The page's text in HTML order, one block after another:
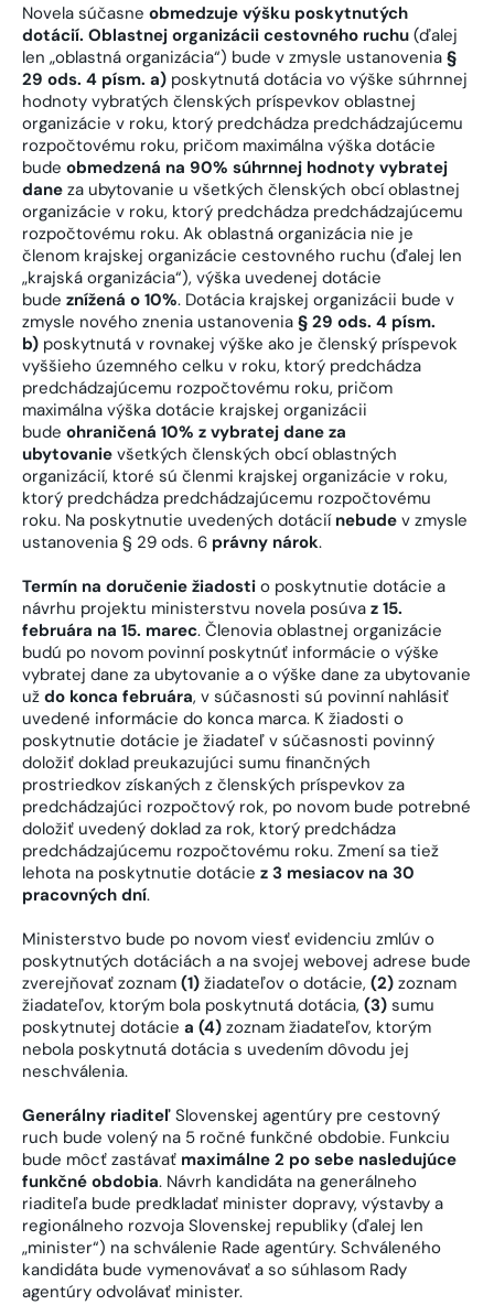
Novela súčasne obmedzuje výšku poskytnutých
dotácií. Oblastnej organizácii cestovného ruchu (ďalej
len „oblastná organizácia“) bude v zmysle ustanovenia §
29 ods. 4 písm. a) poskytnutá dotácia vo výške súhrnnej
hodnoty vybratých členských príspevkov oblastnej
organizácie v roku, ktorý predchádza predchádzajúcemu
rozpočtovému roku, pričom maximálna výška dotácie
bude obmedzená na 90% súhrnnej hodnoty vybratej
dane za ubytovanie u všetkých členských obcí oblastnej
organizácie v roku, ktorý predchádza predchádzajúcemu
rozpočtovému roku. Ak oblastná organizácia nie je
členom krajskej organizácie cestovného ruchu (ďalej len
„krajská organizácia“), výška uvedenej dotácie
bude znížená o 10%. Dotácia krajskej organizácii bude v
zmysle nového znenia ustanovenia § 29 ods. 4 písm.
b) poskytnutá v rovnakej výške ako je členský príspevok
vyššieho územného celku v roku, ktorý predchádza
predchádzajúcemu rozpočtovému roku, pričom
maximálna výška dotácie krajskej organizácii
bude ohraničená 10% z vybratej dane za
ubytovanie všetkých členských obcí oblastných
organizácií, ktoré sú členmi krajskej organizácie v roku,
ktorý predchádza predchádzajúcemu rozpočtovému
roku. Na poskytnutie uvedených dotácií nebude v zmysle
ustanovenia § 29 ods. 6 právny nárok.
Termín na doručenie žiadosti o poskytnutie dotácie a
návrhu projektu ministerstvu novela posúva z 15.
februára na 15. marec. Členovia oblastnej organizácie
budú po novom povinní poskytnúť informácie o výške
vybratej dane za ubytovanie a o výške dane za ubytovanie
už do konca februára, v súčasnosti sú povinní nahlásiť
uvedené informácie do konca marca. K žiadosti o
poskytnutie dotácie je žiadateľ v súčasnosti povinný
doložiť doklad preukazujúci sumu finančných
prostriedkov získaných z členských príspevkov za
predchádzajúci rozpočtový rok, po novom bude potrebné
doložiť uvedený doklad za rok, ktorý predchádza
predchádzajúcemu rozpočtovému roku. Zmení sa tiež
lehota na poskytnutie dotácie z 3 mesiacov na 30
pracovných dní.
Ministerstvo bude po novom viesť evidenciu zmlúv o
poskytnutých dotáciách a na svojej webovej adrese bude
zverejňovať zoznam (1) žiadateľov o dotácie, (2) zoznam
žiadateľov, ktorým bola poskytnutá dotácia, (3) sumu
poskytnutej dotácie a (4) zoznam žiadateľov, ktorým
nebola poskytnutá dotácia s uvedením dôvodu jej
neschválenia.
Generálny riaditeľ Slovenskej agentúry pre cestovný
ruch bude volený na 5 ročné funkčné obdobie. Funkciu
bude môcť zastávať maximálne 2 po sebe nasledujúce
funkčné obdobia. Návrh kandidáta na generálneho
riaditeľa bude predkladať minister dopravy, výstavby a
regionálneho rozvoja Slovenskej republiky (ďalej len
„minister“) na schválenie Rade agentúry. Schváleného
kandidáta bude vymenovávať a so súhlasom Rady
agentúry odvolávať minister.